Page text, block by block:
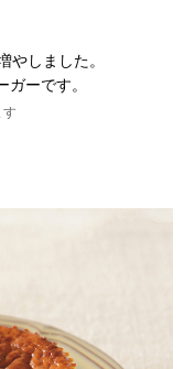
しました。
ーです。